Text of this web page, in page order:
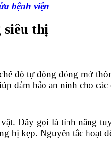
bệnh viện
siêu thị
độ tự động đóng mở
đảm bảo an ninh cho các
Đây gọi là tính năng
bị kẹp. Nguyên tắc hoạt